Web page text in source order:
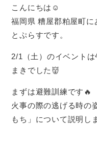
こんにちは☺️
福岡県 糟屋郡粕屋町に
とぷらすです。
2/1（土）のイベント
まきでした👹
まずは避難訓練です🔥
火事の際の逃げる時の
もち」について説明し